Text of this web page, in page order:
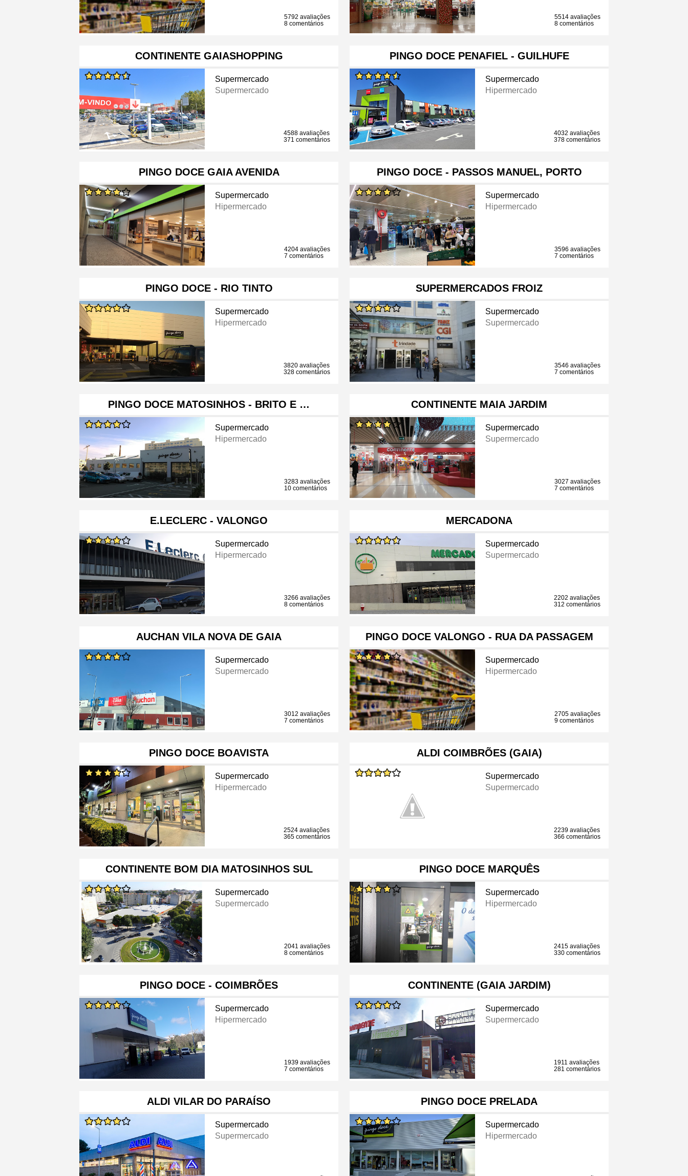
5792 avaliações
8 comentários
5514 avaliações
8 comentários
CONTINENTE GAIASHOPPING
Supermercado
Supermercado
4588 avaliações
371 comentários
PINGO DOCE PENAFIEL - GUILHUFE
Supermercado
Hipermercado
4032 avaliações
378 comentários
PINGO DOCE GAIA AVENIDA
Supermercado
Hipermercado
4204 avaliações
7 comentários
PINGO DOCE - PASSOS MANUEL, PORTO
Supermercado
Hipermercado
3596 avaliações
7 comentários
PINGO DOCE - RIO TINTO
Supermercado
Hipermercado
3820 avaliações
328 comentários
SUPERMERCADOS FROIZ
Supermercado
Supermercado
3546 avaliações
7 comentários
PINGO DOCE MATOSINHOS - BRITO E …
Supermercado
Hipermercado
3283 avaliações
10 comentários
CONTINENTE MAIA JARDIM
Supermercado
Supermercado
3027 avaliações
7 comentários
E.LECLERC - VALONGO
Supermercado
Hipermercado
3266 avaliações
8 comentários
MERCADONA
Supermercado
Supermercado
2202 avaliações
312 comentários
AUCHAN VILA NOVA DE GAIA
Supermercado
Supermercado
3012 avaliações
7 comentários
PINGO DOCE VALONGO - RUA DA PASSAGEM
Supermercado
Hipermercado
2705 avaliações
9 comentários
PINGO DOCE BOAVISTA
Supermercado
Hipermercado
2524 avaliações
365 comentários
ALDI COIMBRÕES (GAIA)
Supermercado
Supermercado
2239 avaliações
366 comentários
CONTINENTE BOM DIA MATOSINHOS SUL
Supermercado
Supermercado
2041 avaliações
8 comentários
PINGO DOCE MARQUÊS
Supermercado
Hipermercado
2415 avaliações
330 comentários
PINGO DOCE - COIMBRÕES
Supermercado
Hipermercado
1939 avaliações
7 comentários
CONTINENTE (GAIA JARDIM)
Supermercado
Supermercado
1911 avaliações
281 comentários
ALDI VILAR DO PARAÍSO
Supermercado
Supermercado
PINGO DOCE PRELADA
Supermercado
Hipermercado